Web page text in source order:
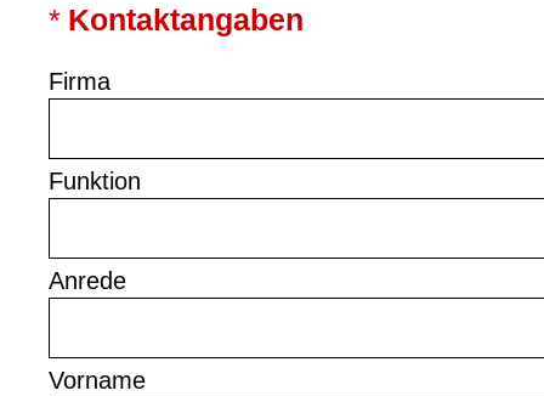
* Kontaktangaben
(Erforderlich.)
Firma
Funktion
Anrede
Vorname